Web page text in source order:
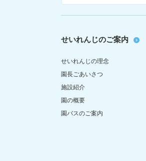
せいれんじのご案内
せいれんじの理念
園長ごあいさつ
施設紹介
園の概要
園バスのご案内